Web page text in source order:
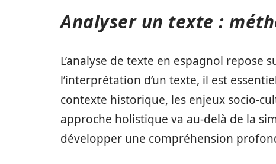
Analyser un texte :
L’analyse de texte en espagnol
l’interprétation d’un texte, il est
contexte historique, les enjeux socio-
approche holistique va au-delà de la
développer une compréhension